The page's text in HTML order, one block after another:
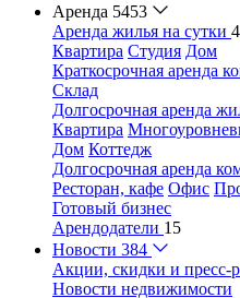
Аренда 5453
Аренда жилья на сутки
Квартира Студия Дом
Краткосрочная аренда
Склад
Долгосрочная аренда
Квартира
Дом Коттедж
Долгосрочная аренда
Ресторан, кафе Офис
Готовый бизнес
Арендодатели 15
Новости 384
Акции, скидки и пресс-
Новости недвижимости